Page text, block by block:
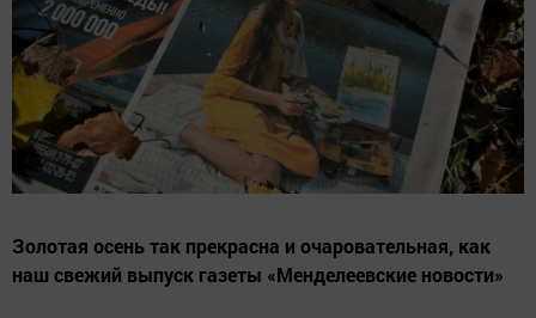
Золотая осень так прекрасна и очаровательная, как
наш свежий выпуск газеты «Менделеевские новости»